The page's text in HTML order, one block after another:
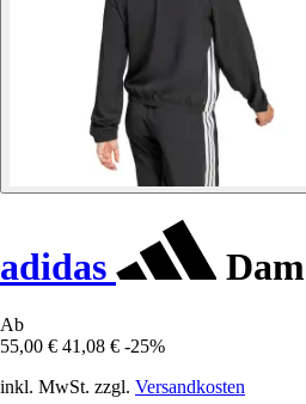
adidas
Ab
55,00 € 41,08 € -25%
inkl. MwSt. zzgl. Versandkosten